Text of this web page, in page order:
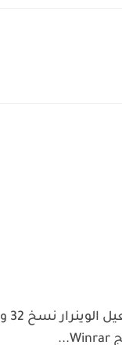
تحميل وتفعيل الوينرار نسخ 32 و